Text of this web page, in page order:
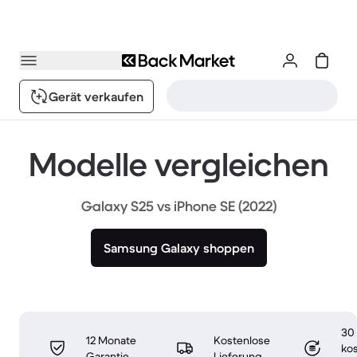
Gerät verkaufen
Modelle vergleichen
Galaxy S25 vs iPhone SE (2022)
Samsung Galaxy shoppen
12 Monate
Kostenlose
30